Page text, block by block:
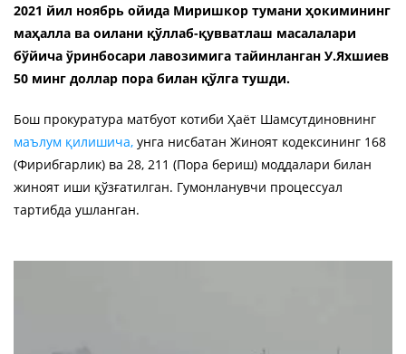
2021 йил ноябрь ойида Миришкор тумани ҳокимининг
маҳалла ва оилани қўллаб-қувватлаш масалалари
бўйича ўринбосари лавозимига тайинланган У.Яхшиев
50 минг доллар пора билан қўлга тушди.
Бош прокуратура матбуот котиби Ҳаёт Шамсутдиновнинг
маълум қилишича, унга нисбатан Жиноят кодексининг 168
(Фирибгарлик) ва 28, 211 (Пора бериш) моддалари билан
жиноят иши қўзғатилган. Гумонланувчи процессуал
тартибда ушланган.